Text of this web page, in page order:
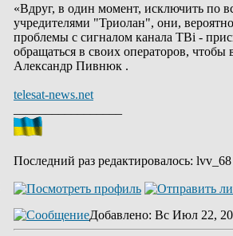
«Вдруг, в один момент, исключить по
учредителями "Триолан", они,
проблемы с сигналом канала ТВi -
обращаться в своих операторов,
Александр Пивнюк .
telesat-news.net
Последний раз редактировалось:
Добавлено: Вс Июл 22,